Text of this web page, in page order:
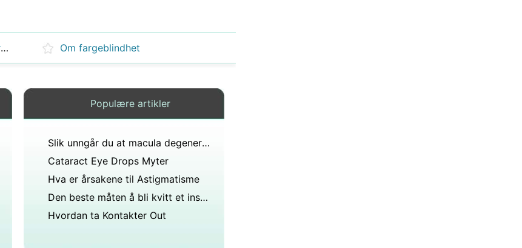
Hva øyeproblemer er vanlig med Crohns sykdom Om fargeblindhet
Populære artikler
Slik unngår du at macula degenerasjon
Cataract Eye Drops Myter
Hva er årsakene til Astigmatisme
Den beste måten å bli kvitt et insekt i øyet
Hvordan ta Kontakter Out